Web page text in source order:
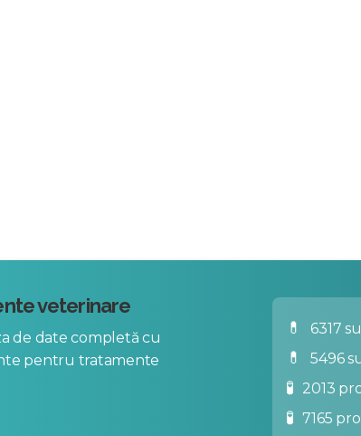
veterinare
de date completă cu
pentru tratamente
💊 6317
💊 5496
🧪 2013
🧪 7165